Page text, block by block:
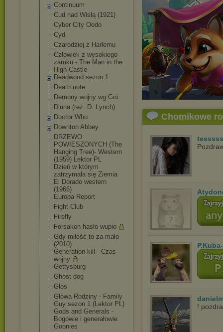
Continuum
Cud nad Wisłą (1921)
Cyber City Oedo
Cyd
Czarodziej z Harlemu
Człowiek z wysokiego
zamku - The Man in the
High Castle
Deadwood sezon 1
Death note
Demony wojny wg Goi
Diuna (reż. D. Lynch)
Doctor Who
Downton Abbey
DRZEWO
POWIESZONYCH (The
Hanging Tree)- Western
(1959) Lektor PL
Dzień w którym
zatrzymała się Ziemia
El Dorado western
(1966)
Europa Report
Fight Club
Firefly
Forsaken hasło wupio
Gdy miłość to za mało
(2010)
Generation kill - Czas
wojny
Gettysburg
Ghost dog
Głos
Głowa Rodziny - Family
Guy sezon 1 (Lektor PL)
Gods and Generals -
Bogowie i generałowie
Goonies
Chomikowe
!